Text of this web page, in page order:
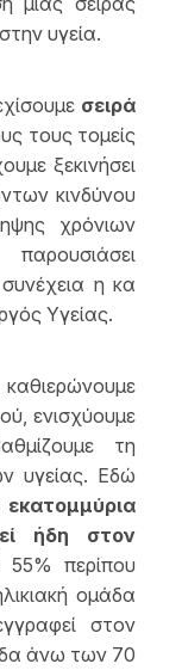
υγεία.
σειρά
τους τομείς
ξεκινήσει
κινδύνου
χρόνιων
η κα
Υγείας.
καθιερώνουμε
ενισχύουμε
τη
υγείας. Εδώ
ήδη στον
περίπου
ομάδα
στον
άνω των 70